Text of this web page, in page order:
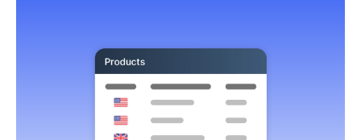
votre organisation, tout en réduisant le travail